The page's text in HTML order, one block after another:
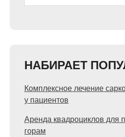
НАБИРАЕТ
Комплексное лечение
у пациентов
Аренда квадроциклов для
горам